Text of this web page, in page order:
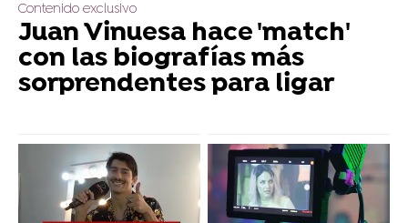
Contenido exclusivo
Juan Vinuesa hace 'match'
con las biografías más
sorprendentes para ligar